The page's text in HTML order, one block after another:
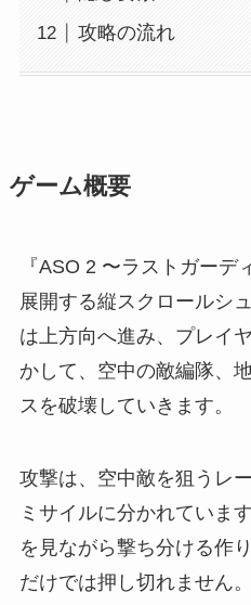
攻略の流れ
ゲーム概要
『ASO 2 〜ラストガー
展開する縦スクロールシ
は上方向へ進み、プレイ
かして、空中の敵編隊、
スを破壊していきます。
攻撃は、空中敵を狙うレ
ミサイルに分かれていま
を見ながら撃ち分ける作
だけでは押し切れません